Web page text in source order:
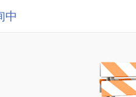
中